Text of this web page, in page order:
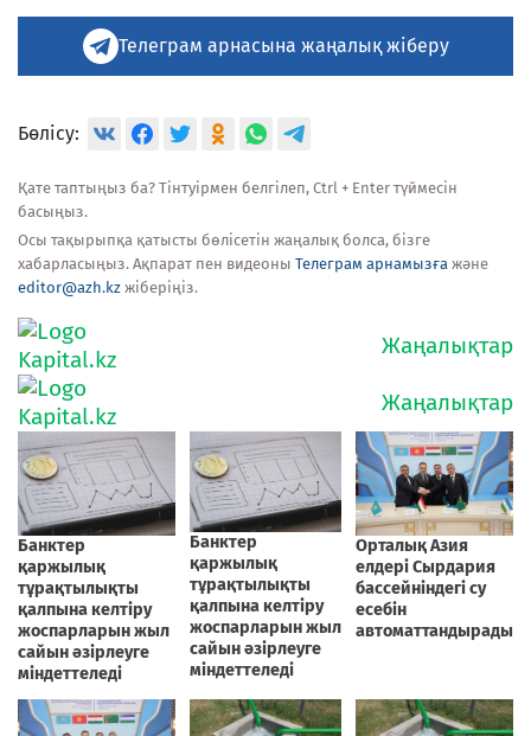
Телеграм арнасына жаңалық жіберу
Бөлісу:
Қате таптыңыз ба? Тінтуірмен белгілеп, Ctrl + Enter түймесін
басыңыз.
Осы тақырыпқа қатысты бөлісетін жаңалық болса, бізге
хабарласыңыз. Ақпарат пен видеоны Телеграм арнамызға және
editor@azh.kz жіберіңіз.